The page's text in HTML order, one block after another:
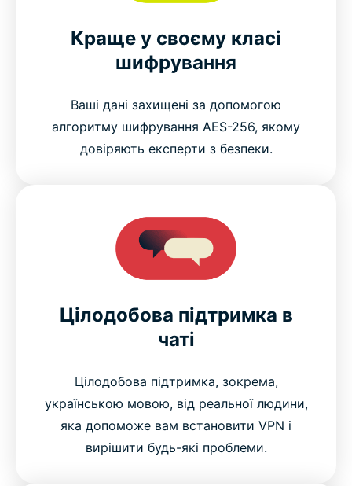
Краще у своєму класі
шифрування
Ваші дані захищені за допомогою
алгоритму шифрування AES-256, якому
довіряють експерти з безпеки.
Цілодобова підтримка в
чаті
Цілодобова підтримка, зокрема,
українською мовою, від реальної людини,
яка допоможе вам встановити VPN і
вирішити будь-які проблеми.